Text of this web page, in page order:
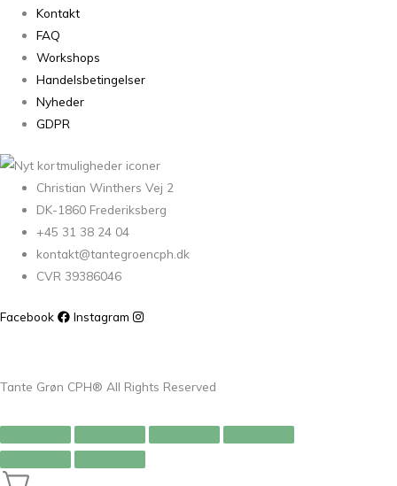
Kontakt
FAQ
Workshops
Handelsbetingelser
Nyheder
GDPR
Christian Winthers Vej 2
DK-1860 Frederiksberg
+45 31 38 24 04
kontakt@tantegroencph.dk
CVR 39386046
Facebook Instagram
Tante Grøn CPH® All Rights Reserved